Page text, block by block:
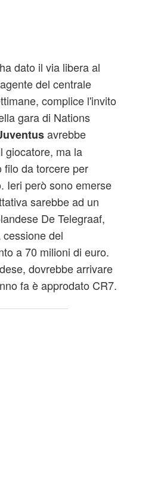
dato il via libera al
del centrale
complice l'invito
gara di Nations
avrebbe
giocatore, ma la
da torcere per
Ieri però sono emerse
sarebbe ad un
De Telegraaf,
del
a 70 milioni di euro.
dovrebbe arrivare
fa è approdato CR7.